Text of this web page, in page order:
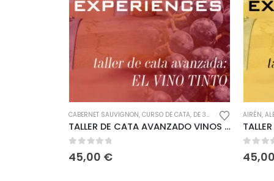
CABERNET SAUVIGNON, CURSO DE CATA, DE 30€ A 60€ ESPAÑA ,
TALLER DE CATA AVANZADO VINOS TINTOS
out of 5
45,00 €
AIRÉN,
out of 5
45,00